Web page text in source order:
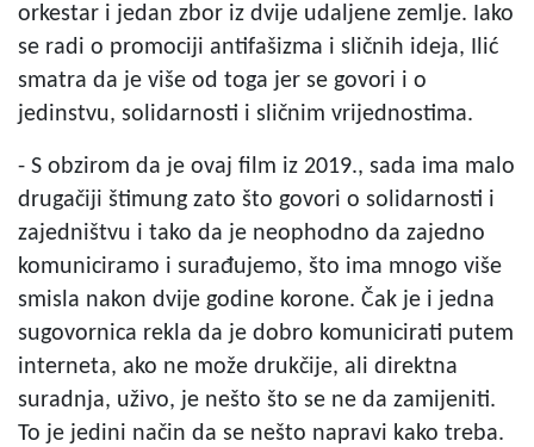
orkestar i jedan zbor iz dvije udaljene zemlje. Iako
se radi o promociji antifašizma i sličnih ideja, Ilić
smatra da je više od toga jer se govori i o
jedinstvu, solidarnosti i sličnim vrijednostima.
- S obzirom da je ovaj film iz 2019., sada ima malo
drugačiji štimung zato što govori o solidarnosti i
zajedništvu i tako da je neophodno da zajedno
komuniciramo i surađujemo, što ima mnogo više
smisla nakon dvije godine korone. Čak je i jedna
sugovornica rekla da je dobro komunicirati putem
interneta, ako ne može drukčije, ali direktna
suradnja, uživo, je nešto što se ne da zamijeniti.
To je jedini način da se nešto napravi kako treba.